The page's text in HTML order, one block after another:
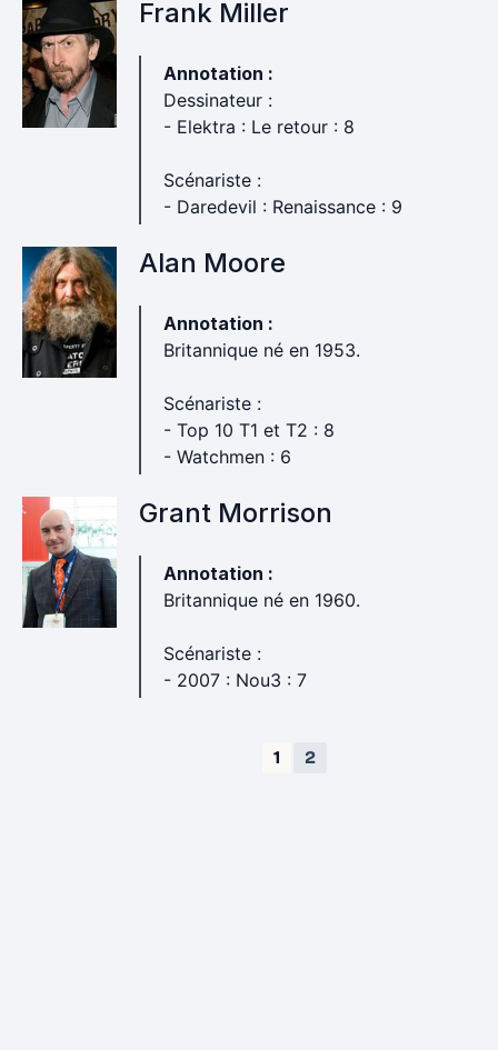
Frank Miller
Annotation :
Dessinateur :
- Elektra : Le retour : 8
Scénariste :
- Daredevil : Renaissance : 9
Alan Moore
Annotation :
Britannique né en 1953.
Scénariste :
- Top 10 T1 et T2 : 8
- Watchmen : 6
Grant Morrison
Annotation :
Britannique né en 1960.
Scénariste :
- 2007 : Nou3 : 7
1 2